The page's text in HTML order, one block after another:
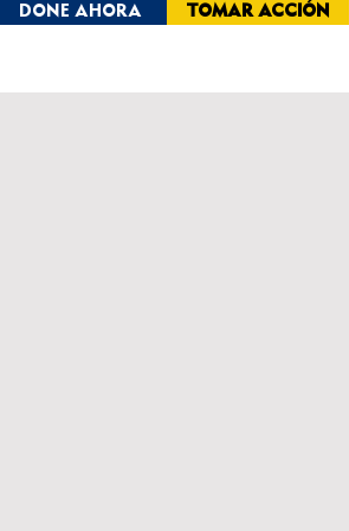
DONE AHORA TOMAR ACCIÓN